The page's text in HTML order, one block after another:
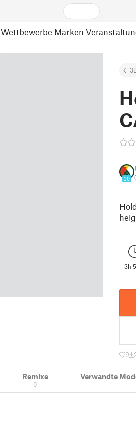
Wettbewerbe Marken
20
3h
9
Remixe
0
Verwandte